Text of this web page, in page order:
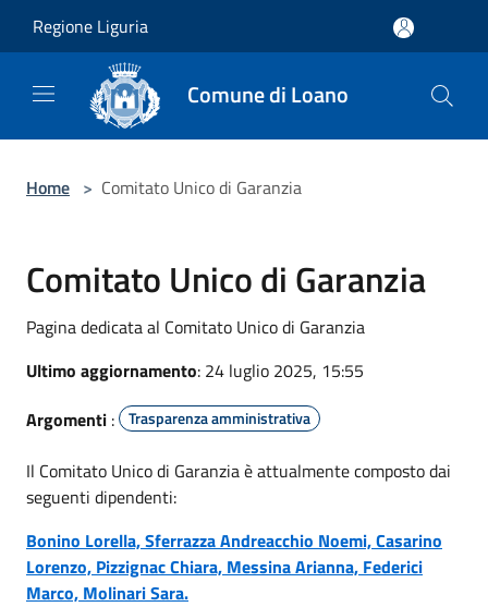
Regione Liguria
Comune di Loano
Home > Comitato Unico di Garanzia
Comitato Unico di Garanzia
Pagina dedicata al Comitato Unico di Garanzia
Ultimo aggiornamento: 24 luglio 2025, 15:55
Argomenti : Trasparenza amministrativa
Il Comitato Unico di Garanzia è attualmente composto dai
seguenti dipendenti:
Bonino Lorella, Sferrazza Andreacchio Noemi, Casarino
Lorenzo, Pizzignac Chiara, Messina Arianna, Federici
Marco, Molinari Sara.